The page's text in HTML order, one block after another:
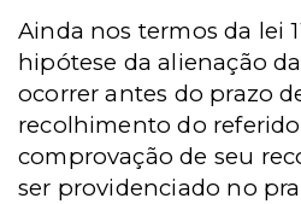
Ainda nos termos da lei
hipótese da alienação
ocorrer antes do prazo
recolhimento do
comprovação de seu
ser providenciado no